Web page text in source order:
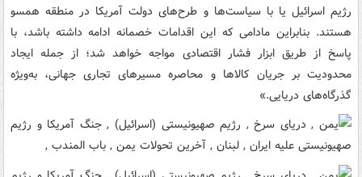
رژیم اسرائیل یا با سیاست‌ها و طرح‌های دولت آمریکا در منطقه همسو
هستند. بنابراین مادامی که این اقدامات خصمانه ادامه داشته باشد، با
پاسخ از طریق ابزار فشار اقتصادی مواجه خواهد شد؛ از جمله ایجاد
محدودیت بر جریان کالاها و محاصره مسیرهای تجاری جهانی، به‌ویژه
گذرگاه‌های دریایی.»